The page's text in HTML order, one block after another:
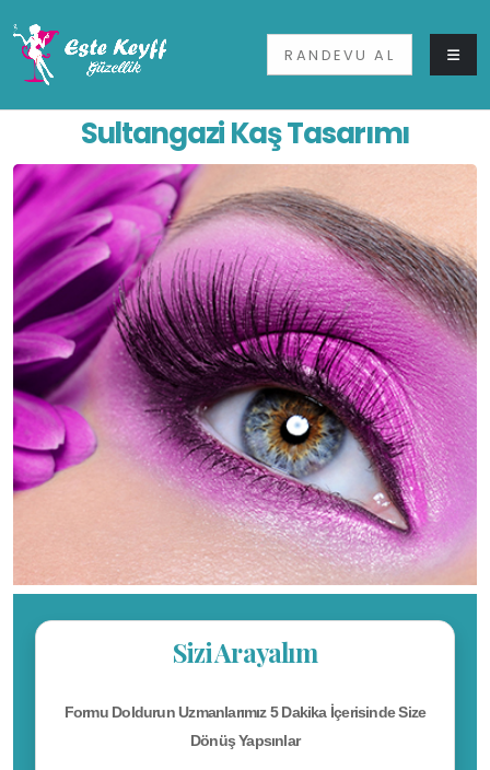
RANDEVU AL
Sultangazi Kaş Tasarımı
Sizi Arayalım
Formu Doldurun Uzmanlarımız 5 Dakika İçerisinde Size
Dönüş Yapsınlar